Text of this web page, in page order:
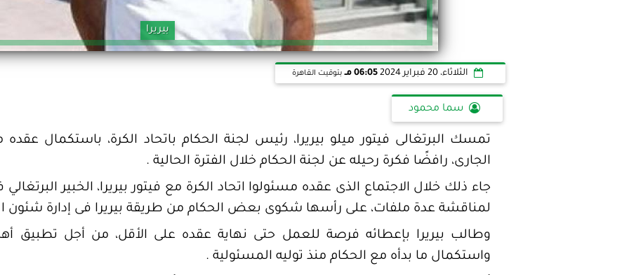
بيريرا
الثلاثاء، 20 فبراير 2024 06:05 مـ بتوقيت القاهرة
سما محمود
تمسك البرتغالى فيتور ميلو بيريرا، رئيس لجنة الحكام باتحاد الكرة، باستكمال
الجارى، رافضًا فكرة رحيله عن لجنة الحكام خلال الفترة الحالية .
جاء ذلك خلال الاجتماع الذى عقده مسئولوا اتحاد الكرة مع فيتور بيريرا، الخبير
لمناقشة عدة ملفات، على رأسها شكوى بعض الحكام من طريقة بيريرا فى إدارة شئون
وطالب بيريرا بإعطائه فرصة للعمل حتى نهاية عقده على الأقل، من أجل تطبيق
واستكمال ما بدأه مع الحكام منذ توليه المسئولية .